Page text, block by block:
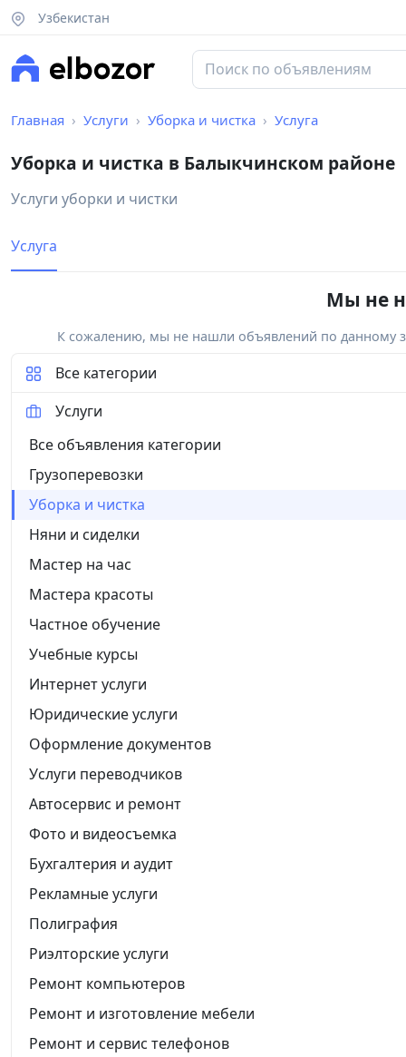
Узбекистан
Главная Услуги Уборка и чистка Услуга
Уборка и чистка в Балыкчинском районе
Услуги уборки и чистки
Услуга
Мы не
К сожалению, мы не нашли объявлений по данному
Все категории
Услуги
Все объявления категории
Грузоперевозки
Уборка и чистка
Няни и сиделки
Мастер на час
Мастера красоты
Частное обучение
Учебные курсы
Интернет услуги
Юридические услуги
Оформление документов
Услуги переводчиков
Автосервис и ремонт
Фото и видеосъемка
Бухгалтерия и аудит
Рекламные услуги
Полиграфия
Риэлторские услуги
Ремонт компьютеров
Ремонт и изготовление мебели
Ремонт и сервис телефонов